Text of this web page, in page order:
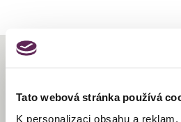
Tato webová stránka používá
K personalizaci obsahu a
Untersuchung